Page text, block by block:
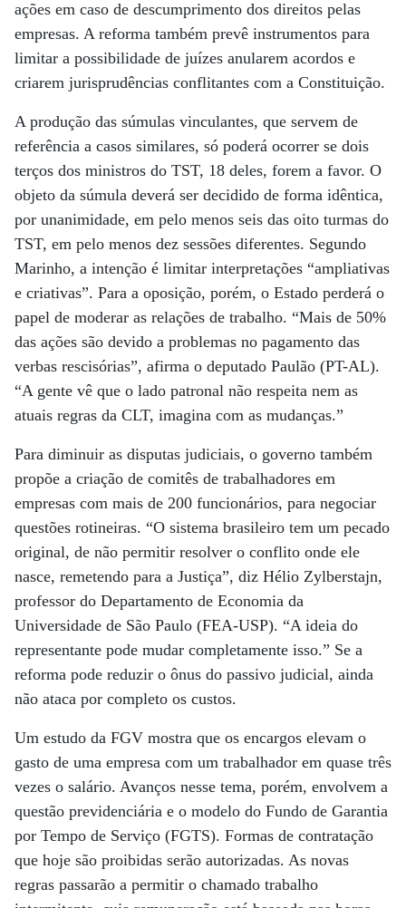
ações em caso de descumprimento dos direitos pelas
empresas. A reforma também prevê instrumentos para
limitar a possibilidade de juízes anularem acordos e
criarem jurisprudências conflitantes com a Constituição.
A produção das súmulas vinculantes, que servem de
referência a casos similares, só poderá ocorrer se dois
terços dos ministros do TST, 18 deles, forem a favor. O
objeto da súmula deverá ser decidido de forma idêntica,
por unanimidade, em pelo menos seis das oito turmas do
TST, em pelo menos dez sessões diferentes. Segundo
Marinho, a intenção é limitar interpretações “ampliativas
e criativas”. Para a oposição, porém, o Estado perderá o
papel de moderar as relações de trabalho. “Mais de 50%
das ações são devido a problemas no pagamento das
verbas rescisórias”, afirma o deputado Paulão (PT-AL).
“A gente vê que o lado patronal não respeita nem as
atuais regras da CLT, imagina com as mudanças.”
Para diminuir as disputas judiciais, o governo também
propõe a criação de comitês de trabalhadores em
empresas com mais de 200 funcionários, para negociar
questões rotineiras. “O sistema brasileiro tem um pecado
original, de não permitir resolver o conflito onde ele
nasce, remetendo para a Justiça”, diz Hélio Zylberstajn,
professor do Departamento de Economia da
Universidade de São Paulo (FEA-USP). “A ideia do
representante pode mudar completamente isso.” Se a
reforma pode reduzir o ônus do passivo judicial, ainda
não ataca por completo os custos.
Um estudo da FGV mostra que os encargos elevam o
gasto de uma empresa com um trabalhador em quase três
vezes o salário. Avanços nesse tema, porém, envolvem a
questão previdenciária e o modelo do Fundo de Garantia
por Tempo de Serviço (FGTS). Formas de contratação
que hoje são proibidas serão autorizadas. As novas
regras passarão a permitir o chamado trabalho